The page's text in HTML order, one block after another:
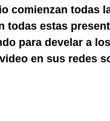
comienzan todas
todas estas
para develar a
en sus redes